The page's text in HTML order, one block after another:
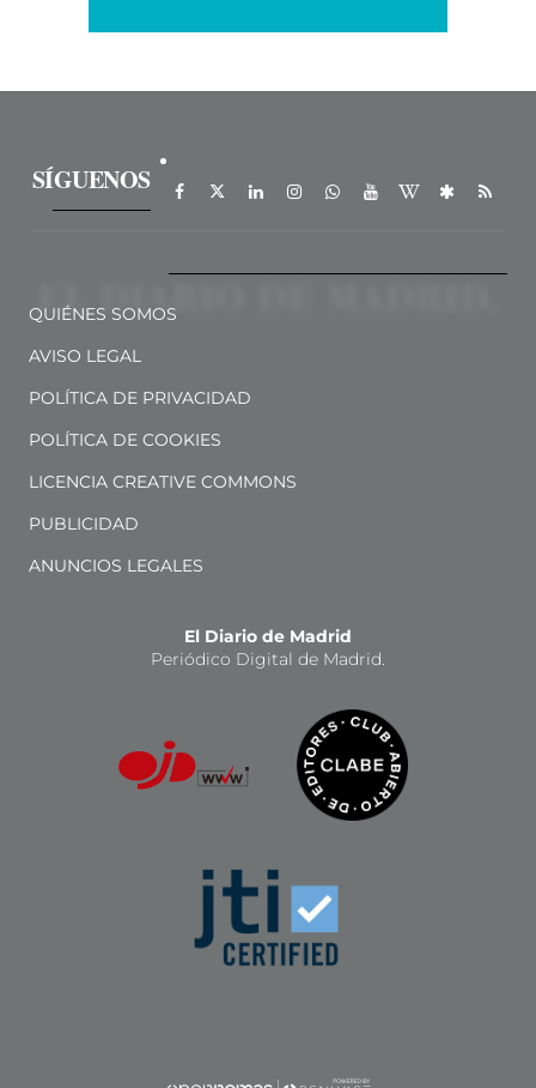
SÍGUENOS
QUIÉNES SOMOS
AVISO LEGAL
POLÍTICA DE PRIVACIDAD
POLÍTICA DE COOKIES
LICENCIA CREATIVE COMMONS
PUBLICIDAD
ANUNCIOS LEGALES
El Diario de Madrid
Periódico Digital de Madrid.